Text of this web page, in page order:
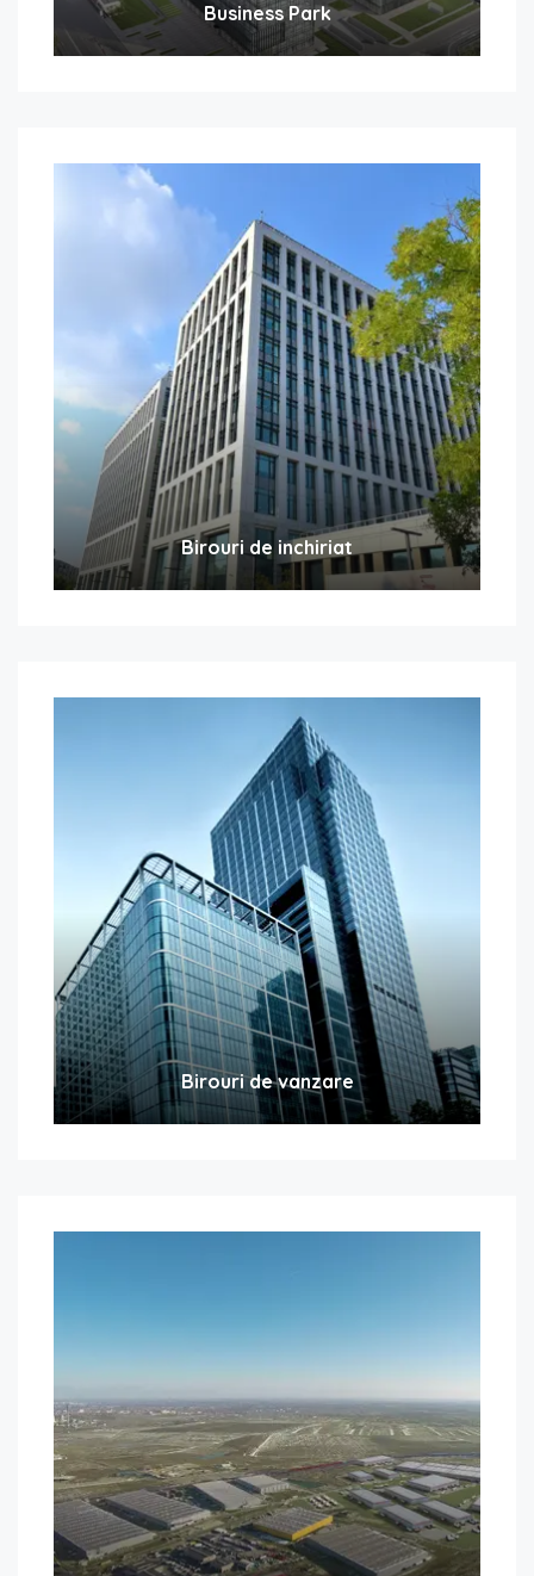
Business Park
Birouri de inchiriat
Birouri de vanzare